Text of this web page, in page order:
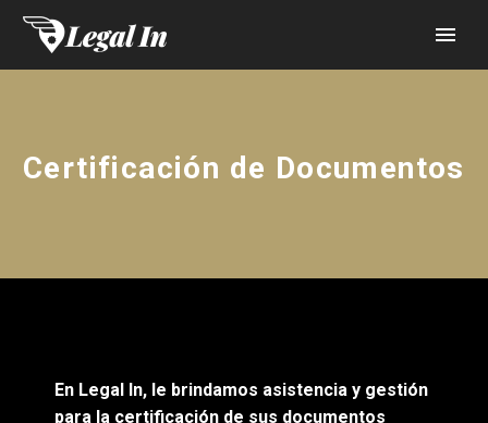
Certificación de Documentos
En Legal In, le brindamos asistencia y gestión
para la certificación de sus documentos